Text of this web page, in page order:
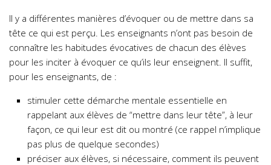
Il y a différentes manières d’évoquer ou de mettre dans sa
tête ce qui est perçu. Les enseignants n’ont pas besoin de
connaître les habitudes évocatives de chacun des élèves
pour les inciter à évoquer ce qu’ils leur enseignent. Il suffit,
pour les enseignants, de :
stimuler cette démarche mentale essentielle en
rappelant aux élèves de “mettre dans leur tête”, à leur
façon, ce qui leur est dit ou montré (ce rappel n’implique
pas plus de quelque secondes)
préciser aux élèves, si nécessaire, comment ils peuvent